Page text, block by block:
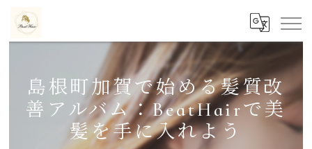
島根町加賀で始める髪質改
善アルバム：BeatHairで美
髪を手に入れよう